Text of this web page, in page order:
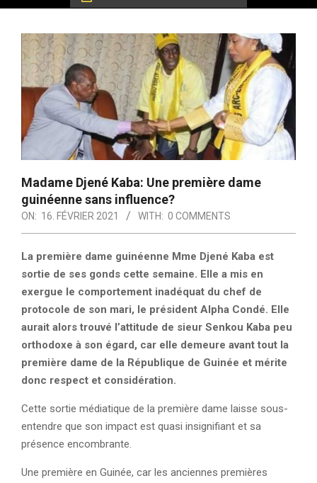
Madame Djené Kaba: Une première dame
guinéenne sans influence?
ON: 16. FÉVRIER 2021 WITH: 0 COMMENTS
La première dame guinéenne Mme Djené Kaba est
sortie de ses gonds cette semaine. Elle a mis en
exergue le comportement inadéquat du chef de
protocole de son mari, le président Alpha Condé. Elle
aurait alors trouvé l’attitude de sieur Senkou Kaba peu
orthodoxe à son égard, car elle demeure avant tout la
première dame de la République de Guinée et mérite
donc respect et considération.
Cette sortie médiatique de la première dame laisse sous-
entendre que son impact est quasi insignifiant et sa
présence encombrante.
Une première en Guinée, car les anciennes premières